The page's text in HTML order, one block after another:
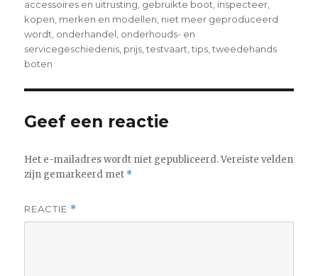
accessoires en uitrusting gebruikte boot inspecteer
kopen merken en modellen niet meer geproduceerd
wordt onderhandel onderhouds- en
servicegeschiedenis prijs ,testvaart ,tips ,tweedehands
boten
Geef een reactie
Het e-mailadres wordt niet gepubliceerd. Vereiste velden
zijn gemarkeerd met *
REACTIE *